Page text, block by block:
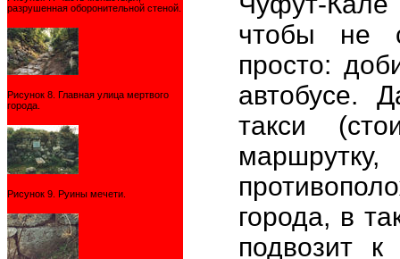
разрушенная оборонительной стеной.
Рисунок 8. Главная улица мертвого
города.
Рисунок 9. Руины мечети.
чтобы не
просто:
автобусе.
такси
города, в
подвозит к